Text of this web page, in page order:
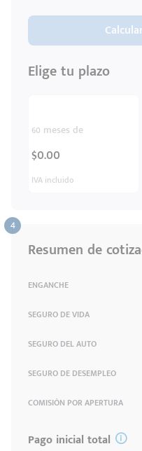
Elige tu plazo
60 meses de
$0.00
IVA incluido
Resumen de
ENGANCHE
SEGURO DE VIDA
SEGURO DEL AUTO
SEGURO DE DESEMPLEO
COMISIÓN POR APERTURA
Pago inicial total